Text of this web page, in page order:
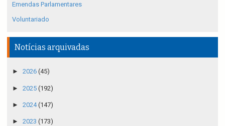
Emendas Parlamentares
Voluntariado
Notícias arquivadas
► 2026 (45)
► 2025 (192)
► 2024(147)
► 2023 (173)